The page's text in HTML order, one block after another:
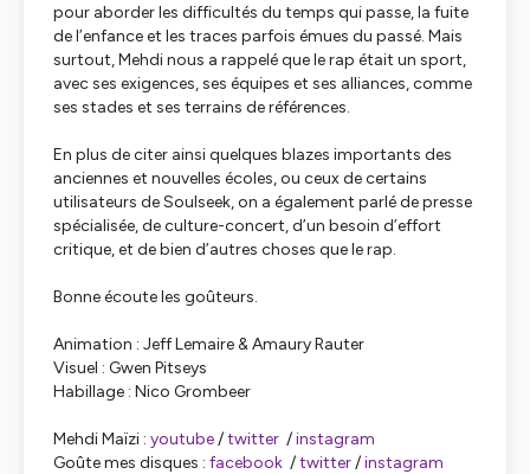
pour aborder les difficultés du temps qui passe, la fuite
de l’enfance et les traces parfois émues du passé. Mais
surtout, Mehdi nous a rappelé que le rap était un sport,
avec ses exigences, ses équipes et ses alliances, comme
ses stades et ses terrains de références.
En plus de citer ainsi quelques blazes importants des
anciennes et nouvelles écoles, ou ceux de certains
utilisateurs de Soulseek, on a également parlé de presse
spécialisée, de culture-concert, d’un besoin d’effort
critique, et de bien d’autres choses que le rap.
Bonne écoute les goûteurs.
Animation : Jeff Lemaire & Amaury Rauter
Visuel : Gwen Pitseys
Habillage : Nico Grombeer
Mehdi Maïzi : youtube/twitter /instagram
Goûte mes disques : facebook /twitter/instagram